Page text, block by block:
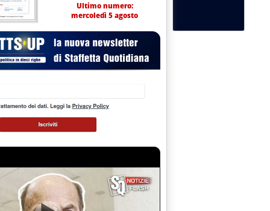
"NODO" DI GIOIA TAURO E' APPRODATO A PALAZZO CHIGI'
Ultimo numero:
mercoledì 5 agosto